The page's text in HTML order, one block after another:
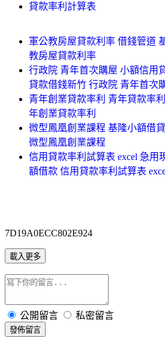
貸款率利計算表
軍公教房屋貸款利率 借錢管道
教房屋貸款利率
行政院 青年首次購屋 小額信用
貸款借錢新竹 行政院 青年首次
青年創業貸款率利 青年貸款率
年創業貸款率利
微型鳳凰創業課程 基隆小額借
微型鳳凰創業課程
信用貸款率利試算表 excel 急用
額借款 信用貸款率利試算表
7D19A0ECC802E924
載入更多
公開留言 私密留言
發佈留言